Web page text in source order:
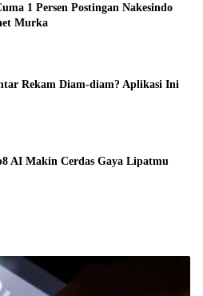
1 Persen Postingan Nakesindo
Murka
Rekam Diam-diam? Aplikasi Ini
AI Makin Cerdas Gaya Lipatmu